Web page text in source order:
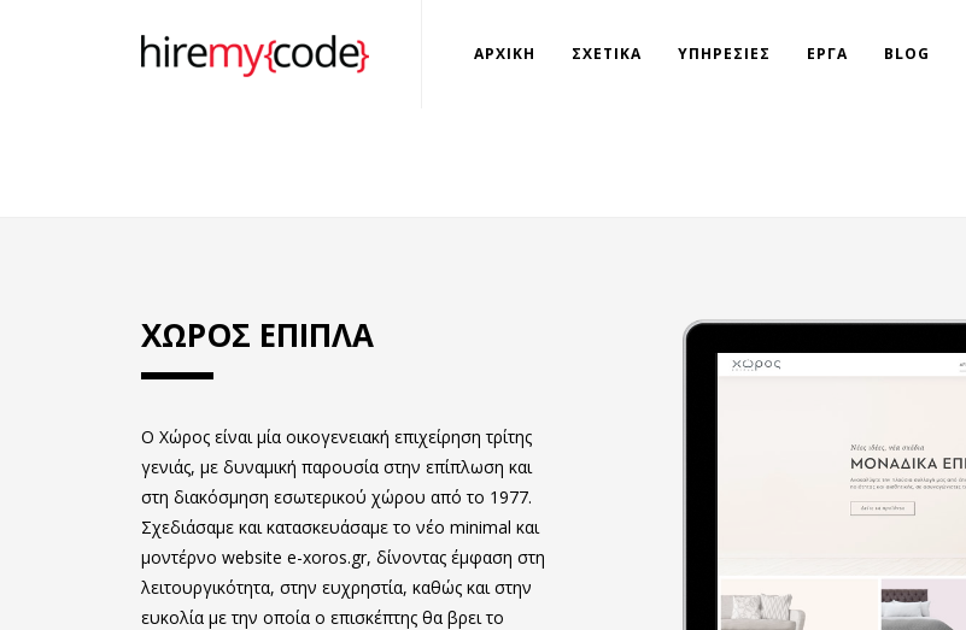
ΑΡΧΙΚΗ ΣΧΕΤΙΚΑ ΥΠΗΡΕΣΙΕΣ ΕΡΓΑ BLOG
ΧΩΡΟΣ ΕΠΙΠΛΑ
Ο Χώρος είναι μία οικογενειακή επιχείρηση τρίτης
γενιάς, με δυναμική παρουσία στην επίπλωση και
στη διακόσμηση εσωτερικού χώρου από το 1977.
Σχεδιάσαμε και κατασκευάσαμε το νέο minimal και
μοντέρνο website e-xoros.gr, δίνοντας έμφαση στη
λειτουργικότητα, στην ευχρηστία, καθώς και στην
ευκολία με την οποία ο επισκέπτης θα βρει το